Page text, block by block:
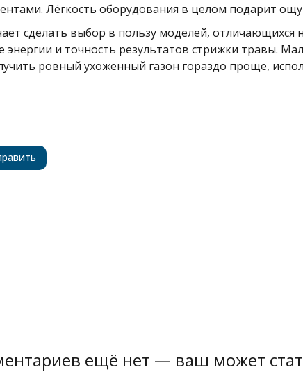
Лёгкость оборудования в целом подарит
сделать выбор в пользу моделей,
энергии и точность результатов стрижки травы.
ровный ухоженный газон гораздо проще,
ещё нет — ваш может